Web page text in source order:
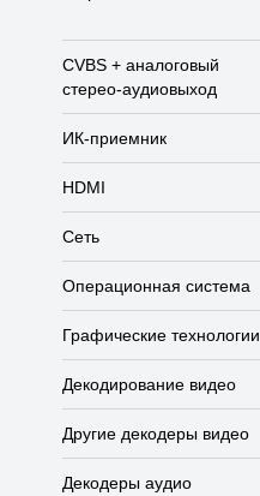
CVBS + аналоговый
стерео-аудиовыход
ИК-приемник
HDMI
Сеть
Операционная система
Графические технологии
Декодирование видео
Другие декодеры видео
Декодеры аудио